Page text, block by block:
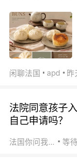
闲聊法国 apd 昨
法院同意孩子
自己申请吗？
法国你问我答 等